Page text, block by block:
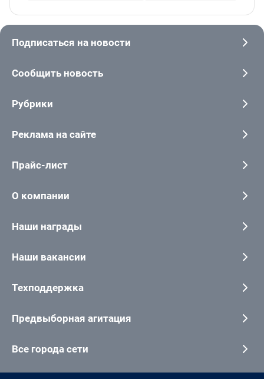
Подписаться на новости
Сообщить новость
Рубрики
Реклама на сайте
Прайс-лист
О компании
Наши награды
Наши вакансии
Техподдержка
Предвыборная агитация
Все города сети